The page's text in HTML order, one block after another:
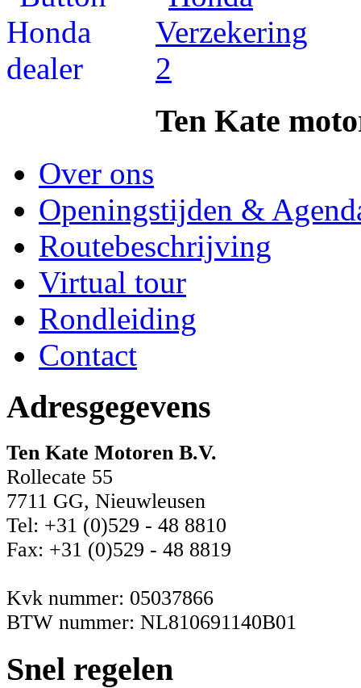
Ten Kate
Over ons
Openingstijden &
Routebeschrijving
Virtual tour
Rondleiding
Contact
Adresgegevens
Ten Kate Motoren B.V.
Rollecate 55
7711 GG, Nieuwleusen
Tel: +31 (0)529 - 48 8810
Fax: +31 (0)529 - 48 8819
Kvk nummer: 05037866
BTW nummer: NL810691140B01
Snel regelen